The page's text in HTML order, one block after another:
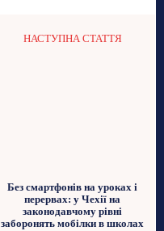
НАСТУПНА СТАТТЯ
Без смартфонів на уроках і
перервах: у Чехії на
законодавчому рівні
заборонять мобілки в школах